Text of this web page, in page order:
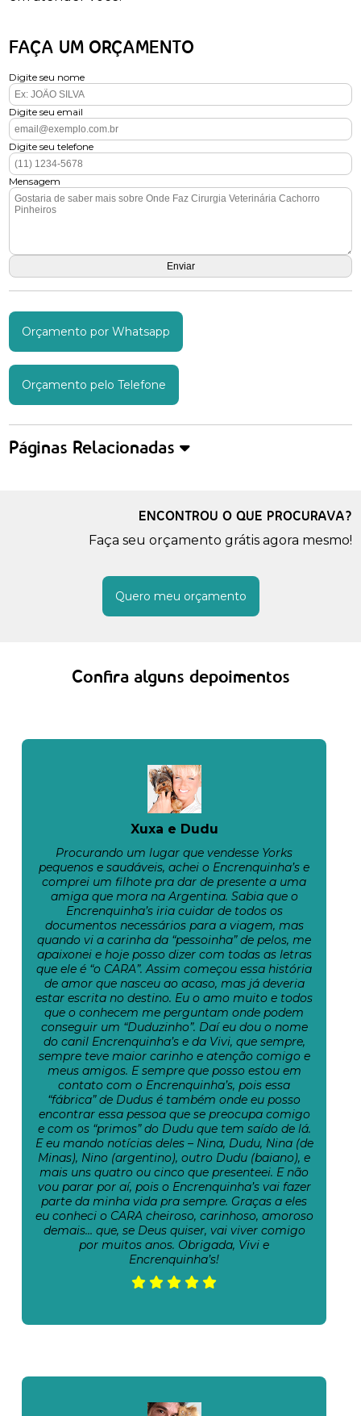
FAÇA UM ORÇAMENTO
Digite seu nome
Digite seu email
Digite seu telefone
Mensagem
Orçamento por Whatsapp
Orçamento pelo Telefone
Páginas Relacionadas
ENCONTROU O QUE PROCURAVA?
Faça seu orçamento grátis agora mesmo!
Quero meu orçamento
Confira alguns depoimentos
Xuxa e Dudu
Procurando um lugar que vendesse Yorks
pequenos e saudáveis, achei o Encrenquinha’s e
comprei um filhote pra dar de presente a uma
amiga que mora na Argentina. Sabia que o
Encrenquinha’s iria cuidar de todos os
documentos necessários para a viagem, mas
quando vi a carinha da “pessoinha” de pelos, me
apaixonei e hoje posso dizer com todas as letras
que ele é “o CARA”. Assim começou essa história
de amor que nasceu ao acaso, mas já deveria
estar escrita no destino. Eu o amo muito e todos
que o conhecem me perguntam onde podem
conseguir um “Duduzinho”. Daí eu dou o nome
do canil Encrenquinha’s e da Vivi, que sempre,
sempre teve maior carinho e atenção comigo e
meus amigos. E sempre que posso estou em
contato com o Encrenquinha’s, pois essa
“fábrica” de Dudus é também onde eu posso
encontrar essa pessoa que se preocupa comigo
e com os “primos” do Dudu que tem saído de lá.
E eu mando notícias deles – Nina, Dudu, Nina (de
Minas), Nino (argentino), outro Dudu (baiano), e
mais uns quatro ou cinco que presenteei. E não
vou parar por aí, pois o Encrenquinha’s vai fazer
parte da minha vida pra sempre. Graças a eles
eu conheci o CARA cheiroso, carinhoso, amoroso
demais… que, se Deus quiser, vai viver comigo
por muitos anos. Obrigada, Vivi e
Encrenquinha’s!